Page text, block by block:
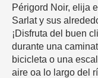
Périgord Noir, elija
Sarlat y sus
¡Disfruta del buen
durante una
bicicleta o una
aire oa lo largo del